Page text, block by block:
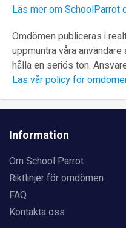
Läs mer om SchoolParrot
Omdömen publiceras i
uppmuntra våra
hålla en seriös ton.
Läs vår policy för
Information
Om School Parrot
Riktlinjer för omdömen
FAQ
Kontakta oss